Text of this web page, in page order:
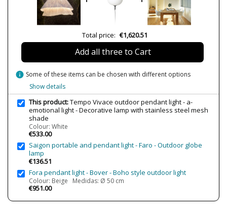
1xE27 Max. 15W
Class II
CE
Outdoor
Ceiling Lights
Energy Label
A++
Total price: €1,620.51
Add all three to Cart
info Some of these items can be chosen with different options
Show details
This product:Tempo Vivace outdoor pendant light - a-
emotional light - Decorative lamp with stainless steel mesh
shade
Colour: White
€533.00
Saigon portable and pendant light - Faro - Outdoor globe
lamp
€136.51
Fora pendant light - Bover - Boho style outdoor light
Colour: Beige Medidas: Ø 50 cm
€951.00